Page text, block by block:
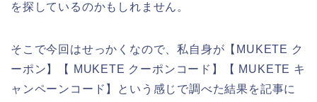
を探しているのかもしれません。
そこで今回はせっかくなので、私自身が【MUKETE ク
ーポン】【 MUKETE クーポンコード】【 MUKETE キ
ャンペーンコード】という感じで調べた結果を記事に